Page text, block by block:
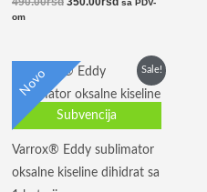
sa PDV-
om
Sale!
Subvencija
Novo
Varrox® Eddy sublimator
oksalne kiseline dihidrat sa
Originalna
cena
je
bila:
61,990.00rsd.
Trenutna
cena
je: